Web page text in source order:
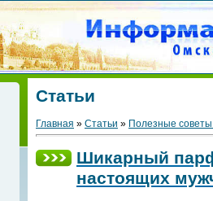
Статьи
Главная » Статьи » Полезные
Шикарный
настоящих